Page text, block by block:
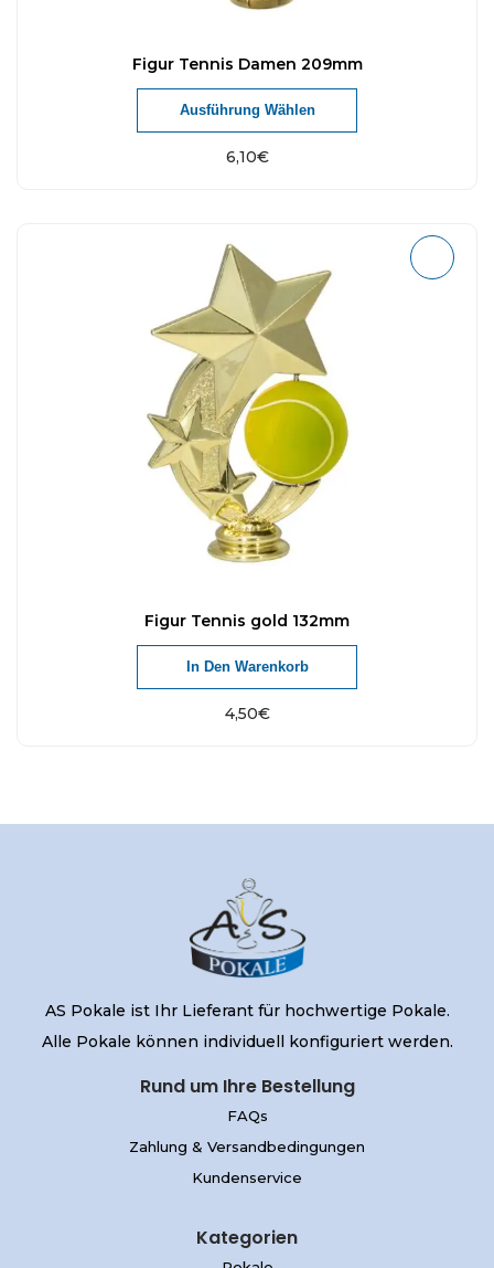
Figur Tennis Damen 209mm
6,10€
Ausführung Wählen
Figur Tennis gold 132mm
4,50€
In Den Warenkorb
AS Pokale ist Ihr Lieferant für hochwertige Pokale.
Alle Pokale können individuell konfiguriert werden.
Rund um Ihre Bestellung
FAQs
Zahlung & Versandbedingungen
Kundenservice
Kategorien